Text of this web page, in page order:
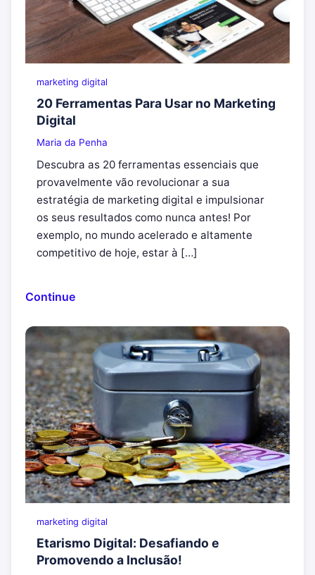
marketing digital
20 Ferramentas Para Usar no Marketing
Digital
Maria da Penha
Descubra as 20 ferramentas essenciais que
provavelmente vão revolucionar a sua
estratégia de marketing digital e impulsionar
os seus resultados como nunca antes! Por
exemplo, no mundo acelerado e altamente
competitivo de hoje, estar à […]
Continue
marketing digital
Etarismo Digital: Desafiando e
Promovendo a Inclusão!